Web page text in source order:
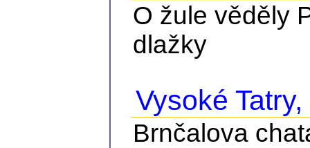
O žule věděly
dlažky
Vysoké
Brnčalova